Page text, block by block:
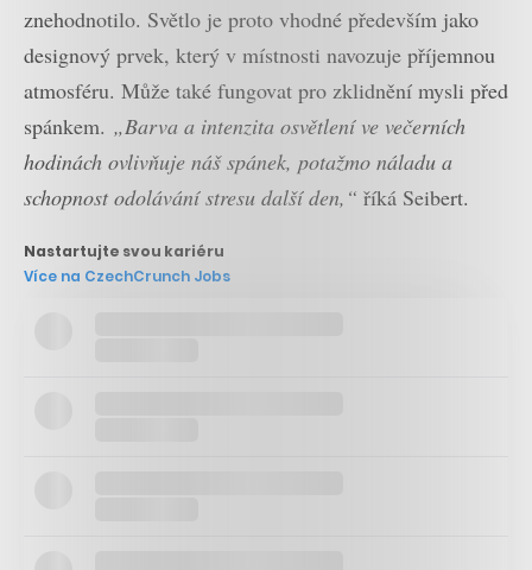
znehodnotilo. Světlo je proto vhodné především jako
designový prvek, který v místnosti navozuje příjemnou
atmosféru. Může také fungovat pro zklidnění mysli před
spánkem. „Barva a intenzita osvětlení ve večerních
hodinách ovlivňuje náš spánek, potažmo náladu a
schopnost odolávání stresu další den,“ říká Seibert.
Nastartujte svou kariéru
Více na CzechCrunch Jobs